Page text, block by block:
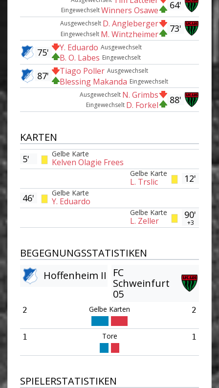
64'
EingewechseltWinners Osawe
73'
Ausgewechselt D. Angleberger
Eingewechselt M. Wintzheimer
Ausgewechselt
Y. Eduardo
Eingewechselt
B. O. Labes
75'
Ausgewechselt
Tiago Poller
Eingewechselt
Blessing Makanda
87'
88'
Ausgewechselt N. Grimbs
Eingewechselt D. Forkel
KARTEN
Gelbe Karte
Kelven Olagie Frees
5'
12'
Gelbe Karte
L. Trslic
Gelbe Karte
Y. Eduardo
46'
90'
+3
Gelbe Karte
L. Zeller
BEGEGNUNGSSTATISTIKEN
Hoffenheim II
FC
Schweinfurt
05
2 Gelbe Karten 2
1 Tore 1
SPIELERSTATISTIKEN